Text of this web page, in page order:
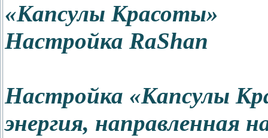
«Капсулы Красоты»
Настройка RaShan
Настройка «Капсулы
энергия, направленная